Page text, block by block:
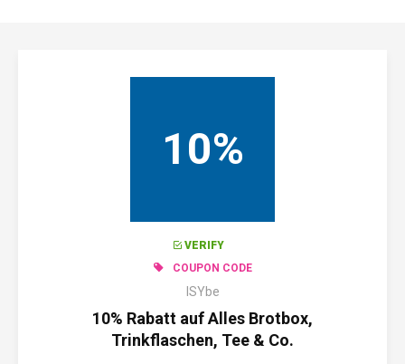
10%
VERIFY
COUPON CODE
ISYbe
10% Rabatt auf Alles Brotbox,
Trinkflaschen, Tee & Co.